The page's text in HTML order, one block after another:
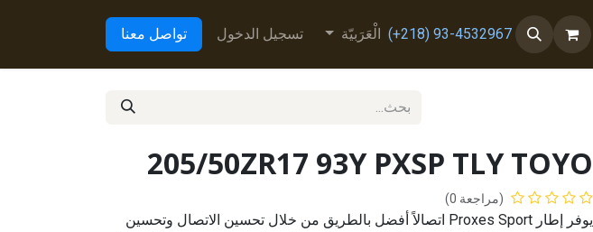
93-4532967 (218+) الْعَرَبيّة تسجيل الدخول تواصل معنا
205/50ZR17 93Y PXSP TLY TOYO
(مراجعة 0)
يوفر إطار Proxes Sport اتصالاً أفضل بالطريق من خلال تحسين الاتصال وتحسين